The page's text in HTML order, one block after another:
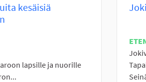
kesäisiä
lapsille ja nuorille